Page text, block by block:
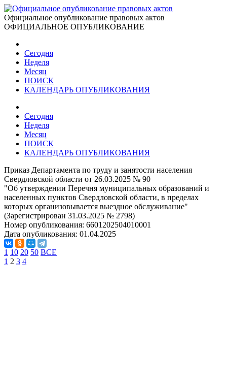
Официальное опубликование правовых актов
ОФИЦИАЛЬНОЕ ОПУБЛИКОВАНИЕ
Сегодня
Неделя
Месяц
ПОИСК
КАЛЕНДАРЬ ОПУБЛИКОВАНИЯ
Сегодня
Неделя
Месяц
ПОИСК
КАЛЕНДАРЬ ОПУБЛИКОВАНИЯ
Приказ Департамента по труду и занятости населения
Свердловской области от 26.03.2025 № 90
"Об утверждении Перечня муниципальных образований и
населенных пунктов Свердловской области, в пределах
которых организовывается выездное обслуживание"
(Зарегистрирован 31.03.2025 № 2798)
Номер опубликования: 6601202504010001
Дата опубликования: 01.04.2025
1 10 20 50 ВСЕ
1 2 3 4